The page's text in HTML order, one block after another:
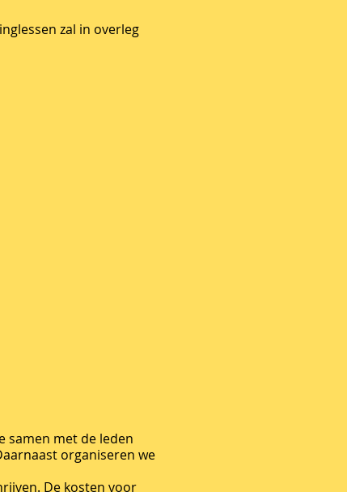
zal in overleg
samen met de leden
organiseren we
De kosten voor